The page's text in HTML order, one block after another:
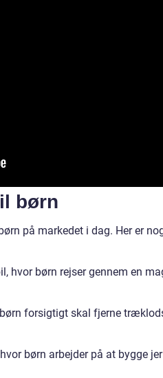
børn
på markedet i dag. Her er
hvor børn rejser gennem en
forsigtigt skal fjerne
børn arbejder på at bygge